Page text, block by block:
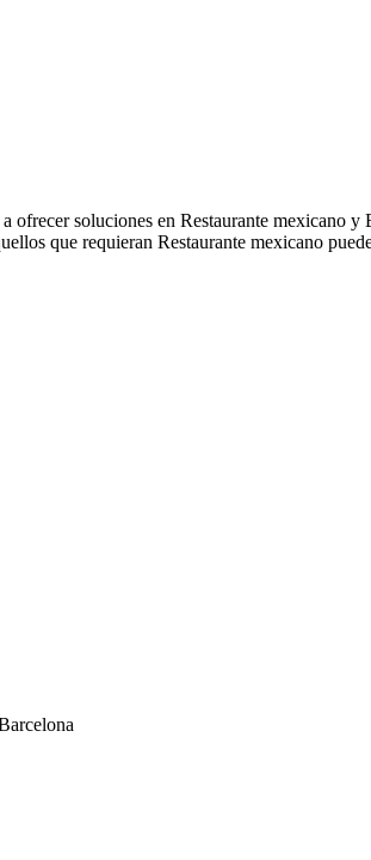
soluciones en Restaurante mexicano
que requieran Restaurante mexicano